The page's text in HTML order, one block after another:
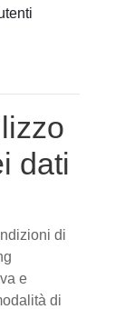
dati
di
e
di